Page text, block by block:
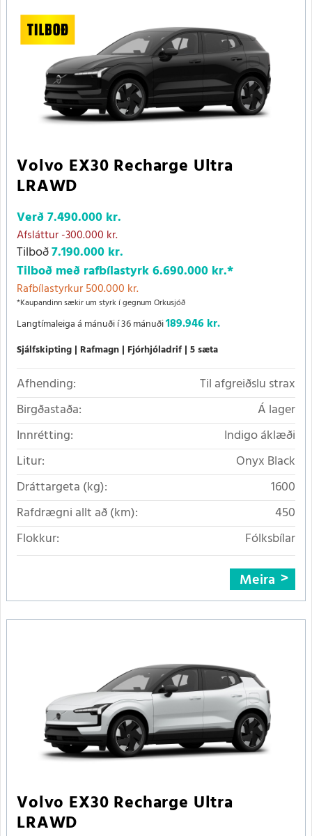
Volvo EX30 Recharge Ultra
LRAWD
Verð7.490.000 kr.
Afsláttur-300.000 kr.
Tilboð7.190.000 kr.
Tilboð með rafbílastyrk6.690.000 kr.*
Rafbílastyrkur 500.000 kr.
*Kaupandinn sækir um styrk í gegnum Orkusjóð
Langtímaleiga á mánuði í 36 mánuði189.946 kr.
Sjálfskipting Rafmagn Fjórhjóladrif 5 sæta
Afhending:
Til afgreiðslu strax
Birgðastaða:
Á lager
Innrétting:
Indigo áklæði
Litur:
Onyx Black
Dráttargeta (kg):
1600
Rafdrægni allt að (km):
450
Flokkur:
Fólksbílar
Meira
Volvo EX30 Recharge Ultra
LRAWD